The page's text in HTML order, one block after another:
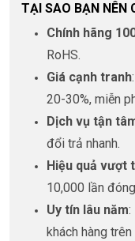
TẠI SAO BẠN NÊN
Chính hãng
RoHS.
Giá cạnh tranh
20-30%, miễn
Dịch vụ tận
đổi trả nhanh.
Hiệu quả vượt
10,000 lần
Uy tín lâu năm:
khách hàng